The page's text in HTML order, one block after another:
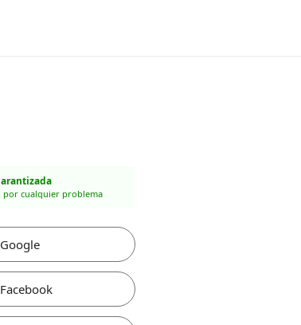
por cualquier problema